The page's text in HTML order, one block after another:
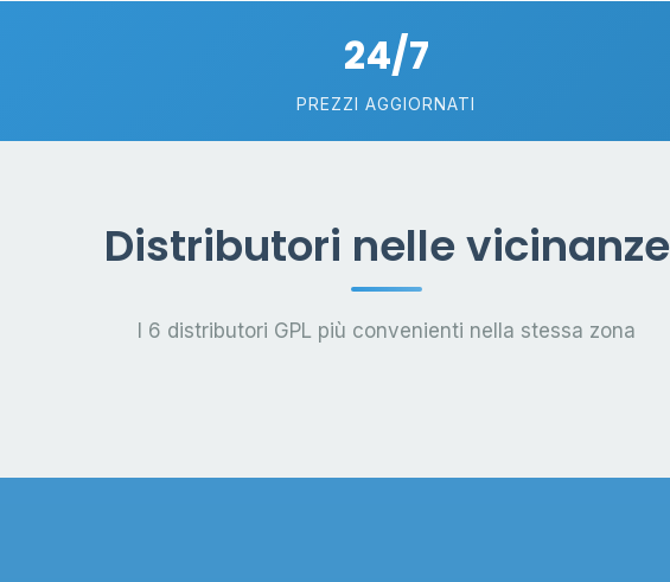
24/7
PREZZI AGGIORNATI
Distributori nelle vicinanze
I 6 distributori GPL più convenienti nella stessa zona